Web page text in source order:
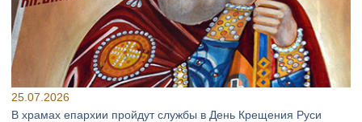
25.07.2026
В храмах епархии пройдут службы в День Крещения Руси